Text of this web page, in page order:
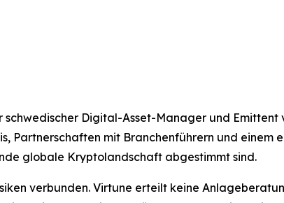
Digital-Asset-Manager und
Partnerschaften mit Branchenführern und
globale Kryptolandschaft abgestimmt sind.
verbunden. Virtune erteilt keine